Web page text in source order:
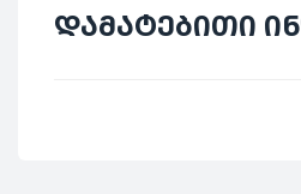
დამატებითი